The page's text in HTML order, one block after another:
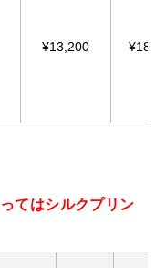
¥13,200
てはシルクプリン